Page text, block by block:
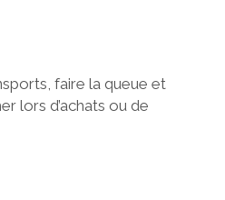
faire la queue et
lors d’achats ou de